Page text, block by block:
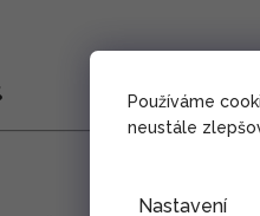
Používáme
neustále
Nastavení